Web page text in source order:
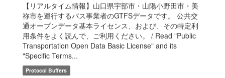
【リアルタイム情報】山口県宇部市・山陽小野田市・美
祢市を運行するバス事業者のGTFSデータです。 公共交
通オープンデータ基本ライセンス、および、その特定利
用条件をよく読んで、ご利用ください。 / Read "Public
Transportation Open Data Basic License" and its
"Specific Terms...
Protocol Buffers